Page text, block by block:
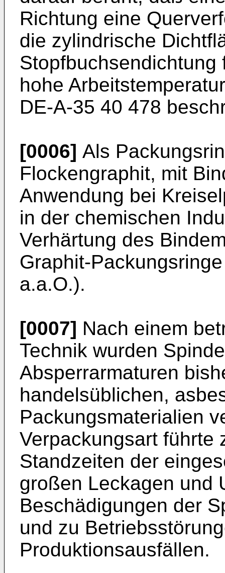
Richtung eine
die zylindrische
hohe
DE-A-35 40 478
[0006] Als
Flockengraphit, mit
Anwendung bei
in der chemischen
Verhärtung des
Graphit-
a.a.O.).
[0007] Nach einem
Technik wurden
Absperrarmaturen
handelsüblichen,
Packungsmaterialien
Verpackungsart führte
Standzeiten der
großen Leckagen und
Beschädigungen der
und zu
Produktionsausfällen.